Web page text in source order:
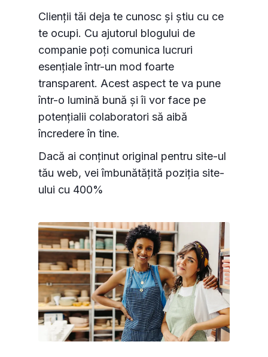
Clienții tăi deja te cunosc și știu cu ce
te ocupi. Cu ajutorul blogului de
companie poți comunica lucruri
esențiale într-un mod foarte
transparent. Acest aspect te va pune
într-o lumină bună și îi vor face pe
potențialii colaboratori să aibă
încredere în tine.
Dacă ai conținut original pentru site-ul
tău web, vei îmbunătățită poziția site-
ului cu 400%